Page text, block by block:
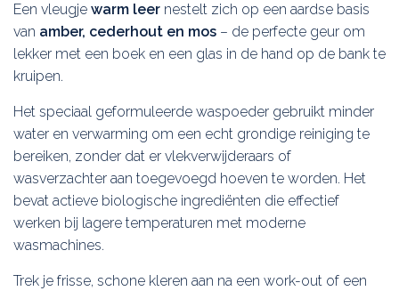
Een vleugje warm leer nestelt zich op een aardse basis
van amber, cederhout en mos – de perfecte geur om
lekker met een boek en een glas in de hand op de bank te
kruipen.
Het speciaal geformuleerde waspoeder gebruikt minder
water en verwarming om een ​​echt grondige reiniging te
bereiken, zonder dat er vlekverwijderaars of
wasverzachter aan toegevoegd hoeven te worden. Het
bevat actieve biologische ingrediënten die effectief
werken bij lagere temperaturen met moderne
wasmachines.
Trek je frisse, schone kleren aan na een work-out of een